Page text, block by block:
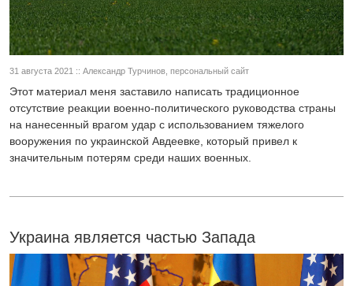
31 августа 2021 :: Александр Турчинов, персональный сайт
Этот материал меня заставило написать традиционное
отсутствие реакции военно-политического руководства страны
на нанесенный врагом удар с использованием тяжелого
вооружения по украинской Авдеевке, который привел к
значительным потерям среди наших военных.
Украина является частью Запада